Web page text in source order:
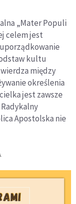
„Mater Populi
celem jest
kultu
między
określenia
jest zawsze
Radykalny
Apostolska nie